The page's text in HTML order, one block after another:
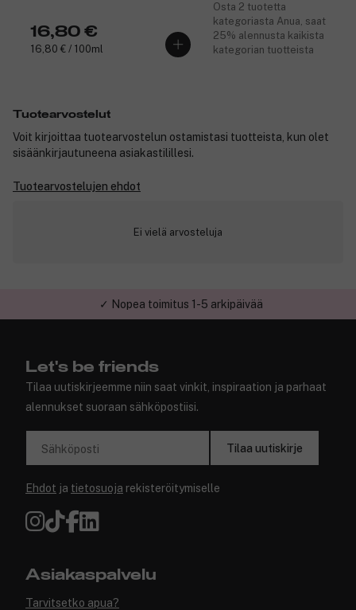
16,80 €
16,80 € / 100ml
Osta 2 tuotetta
kategoriasta Anua, saat
25% alennusta kaikista
kategorian tuotteista
Tuotearvostelut
Voit kirjoittaa tuotearvostelun ostamistasi tuotteista, kun olet
sisäänkirjautuneena asiakastilillesi.
Tuotearvostelujen ehdot
Ei vielä arvosteluja
✓ Nopea toimitus 1-5 arkipäivää
Let's be friends
Tilaa uutiskirjeemme niin saat vinkit, inspiraation ja parhaat
alennukset suoraan sähköpostiisi.
Sähköposti Tilaa uutiskirje
Ehdot ja tietosuoja rekisteröitymiselle
Asiakaspalvelu
Tarvitsetko apua?